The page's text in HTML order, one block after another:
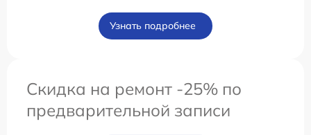
Узнать подробнее
Скидка на ремонт -25% по
предварительной записи